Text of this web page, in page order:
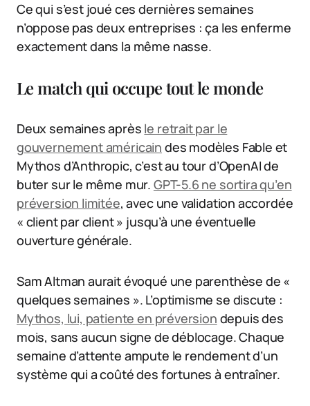
Ce qui s’est joué ces dernières semaines
n’oppose pas deux entreprises : ça les enferme
exactement dans la même nasse.
Le match qui occupe tout le monde
Deux semaines après le retrait par le
gouvernement américain des modèles Fable et
Mythos d’Anthropic, c’est au tour d’OpenAI de
buter sur le même mur. GPT-5.6 ne sortira qu’en
préversion limitée, avec une validation accordée
« client par client » jusqu’à une éventuelle
ouverture générale.
Sam Altman aurait évoqué une parenthèse de «
quelques semaines ». L’optimisme se discute :
Mythos, lui, patiente en préversion depuis des
mois, sans aucun signe de déblocage. Chaque
semaine d’attente ampute le rendement d’un
système qui a coûté des fortunes à entraîner.